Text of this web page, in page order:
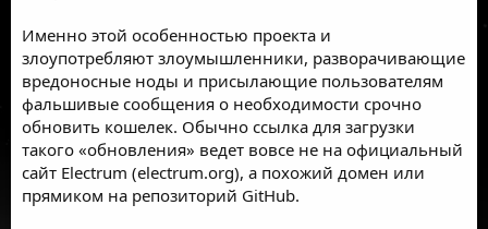
Именно этой особенностью проекта и
злоупотребляют злоумышленники, разворачивающие
вредоносные ноды и присылающие пользователям
фальшивые сообщения о необходимости срочно
обновить кошелек. Обычно ссылка для загрузки
такого «обновления» ведет вовсе не на официальный
сайт Electrum (electrum.org), а похожий домен или
прямиком на репозиторий GitHub.